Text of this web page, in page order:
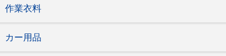
作業衣料
カー用品